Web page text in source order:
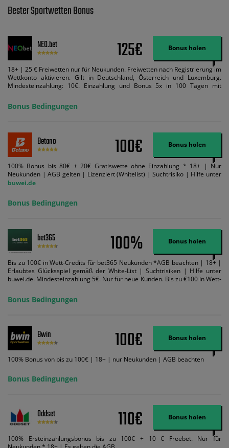
Bester Sportwetten Bonus
NEO.bet 125€ Bonus holen
18+ | 25 € Freiwetten nur für Neukunden. Freiwetten nach Registrierung im
Wettkonto aktivieren. Gilt in Deutschland, Österreich und Luxemburg.
Mindesteinzahlung: 10€. Einzahlung und Bonus 5x in 100 Tagen mit
Bedingungen können geändert werden. AGB gelten. Lizenziert; Hilfe bei
Suchtrisiken: buwei.de.
Bonus Bedingungen
Betano 100€ Bonus holen
100% Bonus bis 80€ + 20€ Gratiswette ohne Einzahlung * 18+ | Nur
Neukunden | AGB gelten | Lizenziert (Whitelist) | Suchtrisiko | Hilfe unter
buwei.de
Bonus Bedingungen
bet365 100% Bonus holen
Bis zu 100€ in Wett-Credits für bet365 Neukunden *AGB beachten | 18+ |
Erlaubtes Glücksspiel gemäß der White-List | Suchtrisiken | Hilfe unter
buwei.de. Mindesteinzahlung 5€. Nur für neue Kunden. Bis zu €100 in Wett-
ein und wir geben Ihnen die entsprechende qualifizierende Einzahlung in
Wett-Credits, wenn Sie qualifizierende Wetten im gleichen Wert platzieren
Wett-Credits aus. Es gelten die AGB, Zeitlimits und Ausnahmen. Der Bonus-
Code VIPANGEBOT kann während der Anmeldung benutzt werden, jedoch
ändert dies den Angebotsbetrag in keinster Weise.
Bonus Bedingungen
Bwin 100€ Bonus holen
100% Bonus von bis zu 100€ | 18+ | nur Neukunden | AGB beachten
Bonus Bedingungen
Oddset 110€ Bonus holen
100% Ersteinzahlungsbonus bis zu 100€ + 10 € Freebet. Nur für